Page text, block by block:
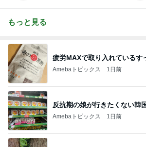
もっと見る
疲労MAXで取り入れているす
Amebaトピックス 1日前
反抗期の娘が行きたくない韓
Amebaトピックス 1日前